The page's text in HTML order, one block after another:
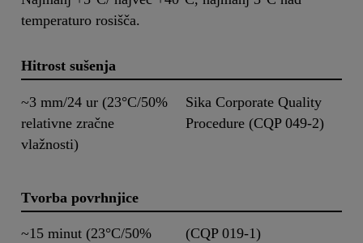
temperaturo rosišča.
Hitrost sušenja
~3 mm/24 ur (23°C/50%
relativne zračne
vlažnosti)
Sika Corporate Quality
Procedure (CQP 049-2)
Tvorba povrhnjice
~15 minut (23°C/50%
(CQP 019-1)